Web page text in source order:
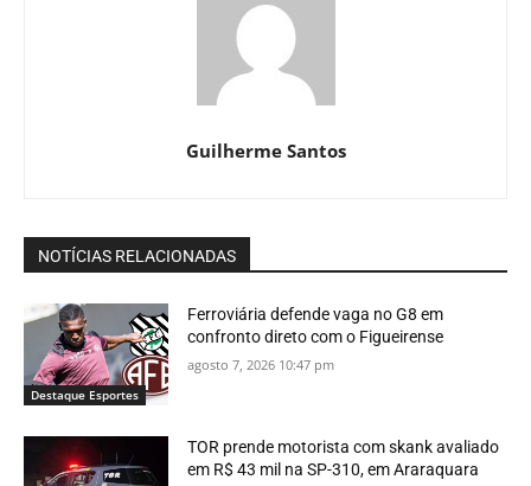
Guilherme Santos
NOTÍCIAS RELACIONADAS
Destaque Esportes
Ferroviária defende vaga no G8 em
confronto direto com o Figueirense
agosto 7, 2026 10:47 pm
TOR prende motorista com skank avaliado
em R$ 43 mil na SP-310, em Araraquara